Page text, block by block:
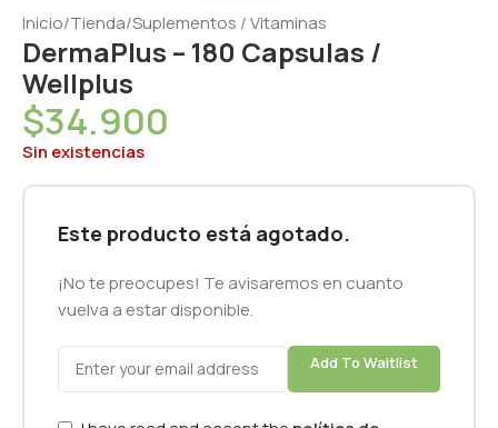
Inicio/Tienda/Suplementos / Vitaminas
DermaPlus – 180 Capsulas /
Wellplus
$34.900
Sin existencias
Este producto está agotado.
¡No te preocupes! Te avisaremos en cuanto
vuelva a estar disponible.
Add To Waitlist